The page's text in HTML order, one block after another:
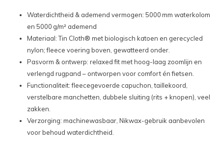
Waterdichtheid & ademend vermogen: 5000 mm waterkolom
en 5000 g/m² ademend
Materiaal: Tin Cloth® met biologisch katoen en gerecycled
nylon; fleece voering boven, gewatteerd onder.
Pasvorm & ontwerp: relaxed fit met hoog-laag zoomlijn en
verlengd rugpand – ontworpen voor comfort én fietsen.
Functionaliteit: fleecegevoerde capuchon, taillekoord,
verstelbare manchetten, dubbele sluiting (rits + knopen), veel
zakken.
Verzorging: machinewasbaar, Nikwax-gebruik aanbevolen
voor behoud waterdichtheid.